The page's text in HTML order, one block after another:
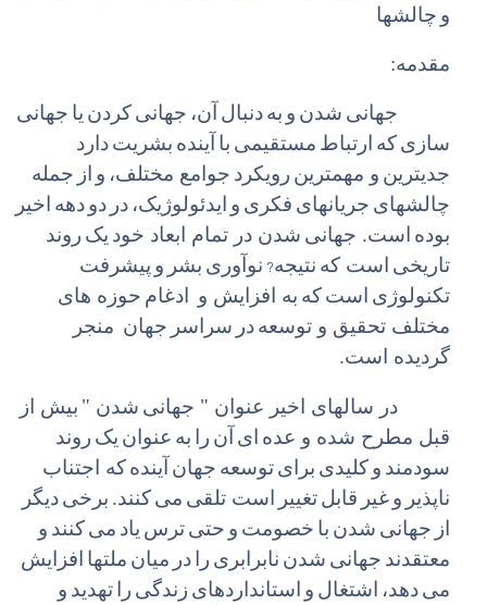
و چالشها
مقدمه:
جهانی شدن و بهدنبال آن، جهانیکردن یا جهانی
سازیکه ارتباط مستقیمی با آینده بشریتدارد
جدی‏ترین و مهمترین رویکرد جوامع مختلف، و از جمله
چالش‏های جریان‏های فکری و ایدئولوژیک، در دودهه اخیر
بوده است. جهانی شدن در تمام ابعاد خود یک روند
تاریخی است که نتیجه? نوآوری بشر و پیشرفت
تکنولوژی استکه به افزایش و ادغام حوزه های
مختلف تحقیق و توسعهدر سراسر جهان منجر
گردیده است.
در سالهای اخیر عنوان " جهانی شدن " بیش از
قبل مطرح شده و عده ای آن را به عنوان یک روند
سودمند وکلیدی برایتوسعه جهان آیندهکه اجتناب
ناپذیر وغیر قابلتغییر است تلقی میکنند. برخیدیگر
از جهانی شدن با خصومت و حتیترس یاد میکنند و
معتقدند جهانی شدن نابرابری را در میان ملتها افزایش
میدهد، اشتغال و استانداردهای زندگی را تهدید و